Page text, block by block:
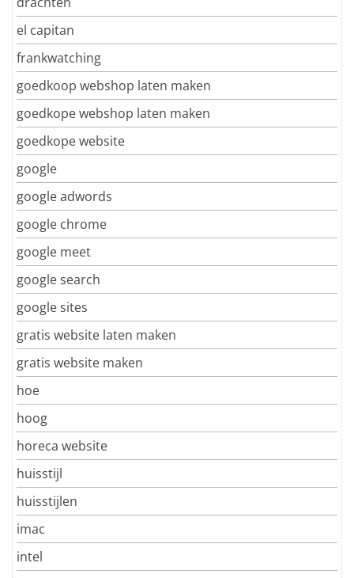
el capitan
frankwatching
goedkoop webshop laten maken
goedkope webshop laten maken
goedkope website
google
google adwords
google chrome
google meet
google search
google sites
gratis website laten maken
gratis website maken
hoe
hoog
horeca website
huisstijl
huisstijlen
imac
intel